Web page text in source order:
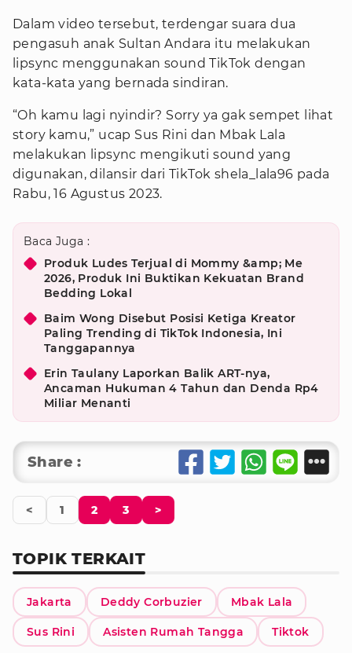
Dalam video tersebut, terdengar suara dua
pengasuh anak Sultan Andara itu melakukan
lipsync menggunakan sound TikTok dengan
kata-kata yang bernada sindiran.
“Oh kamu lagi nyindir? Sorry ya gak sempet lihat
story kamu,” ucap Sus Rini dan Mbak Lala
melakukan lipsync mengikuti sound yang
digunakan, dilansir dari TikTok shela_lala96 pada
Rabu, 16 Agustus 2023.
Baca Juga :
Produk Ludes Terjual di Mommy &amp; Me
2026, Produk Ini Buktikan Kekuatan Brand
Bedding Lokal
Baim Wong Disebut Posisi Ketiga Kreator
Paling Trending di TikTok Indonesia, Ini
Tanggapannya
Erin Taulany Laporkan Balik ART-nya,
Ancaman Hukuman 4 Tahun dan Denda Rp4
Miliar Menanti
Share :
< 1 2 3 >
TOPIK TERKAIT
Jakarta Deddy Corbuzier Mbak Lala
Sus Rini Asisten Rumah Tangga Tiktok